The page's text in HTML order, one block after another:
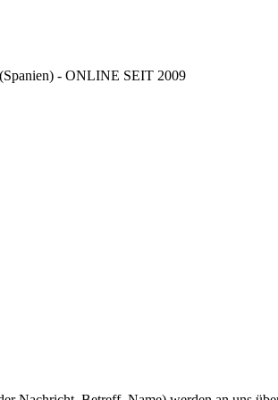
- ONLINE SEIT 2009